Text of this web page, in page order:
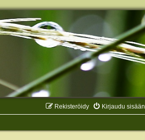
Kirjaudu sisään
Rekisteröidy